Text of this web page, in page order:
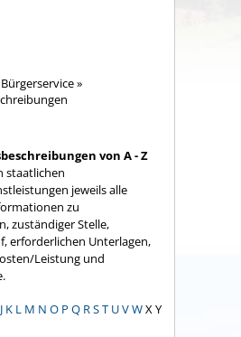
Bürgerservice»
von A - Z
staatlichen
jeweils alle
zu
zuständiger Stelle,
erforderlichen Unterlagen,
Leistung und
J K L M N O P Q RST UVWX Y